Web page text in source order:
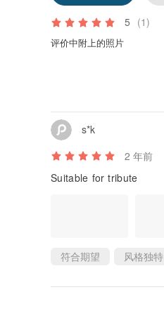
5 (1)
评价中附上的照片
s*k
2 年前
Suitable for tribute
符合期望 风格独特